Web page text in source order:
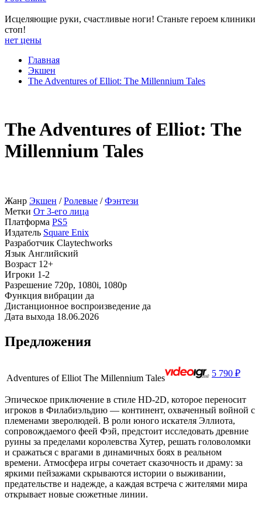
Исцеляющие руки, счастливые ноги! Станьте героем клиники
стоп!
нет цены
Главная
Экшен
The Adventures of Elliot: The Millennium Tales
The Adventures of Elliot: The
Millennium Tales
Жанр Экшен /Ролевые /Фэнтези
Метки От 3-его лица
Платформа PS5
Издатель Square Enix
Разработчик Claytechworks
Язык Английский
Возраст 12+
Игроки 1-2
Разрешение 720p, 1080i, 1080p
Функция вибрации да
Дистанционное воспроизведение да
Дата выхода 18.06.2026
Предложения
Adventures of Elliot The Millennium Tales 5 790 ₽
Эпическое приключение в стиле HD‑2D, которое переносит
игроков в Филабиэльдию — континент, охваченный войной с
племенами зверолюдей. В роли юного искателя Эллиота,
сопровождаемого феей Фэй, предстоит исследовать древние
руины за пределами королевства Хутер, решать головоломки
и сражаться с врагами в динамичных боях в реальном
времени. Атмосфера игры сочетает сказочность и драму: за
яркими пейзажами скрываются истории о выживании,
предательстве и надежде, а каждая встреча с жителями мира
открывает новые сюжетные линии.